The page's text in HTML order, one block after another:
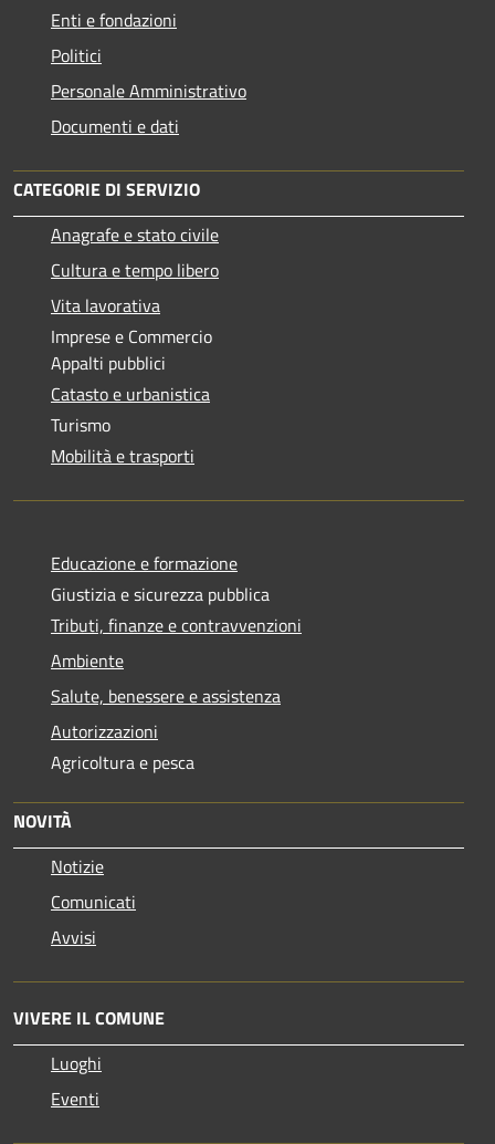
Enti e fondazioni
Politici
Personale Amministrativo
Documenti e dati
CATEGORIE DI SERVIZIO
Anagrafe e stato civile
Cultura e tempo libero
Vita lavorativa
Imprese e Commercio
Appalti pubblici
Catasto e urbanistica
Turismo
Mobilità e trasporti
Educazione e formazione
Giustizia e sicurezza pubblica
Tributi, finanze e contravvenzioni
Ambiente
Salute, benessere e assistenza
Autorizzazioni
Agricoltura e pesca
NOVITÀ
Notizie
Comunicati
Avvisi
VIVERE IL COMUNE
Luoghi
Eventi